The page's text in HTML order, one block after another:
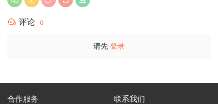
评论 0
请先 登录
合作服务 联系我们